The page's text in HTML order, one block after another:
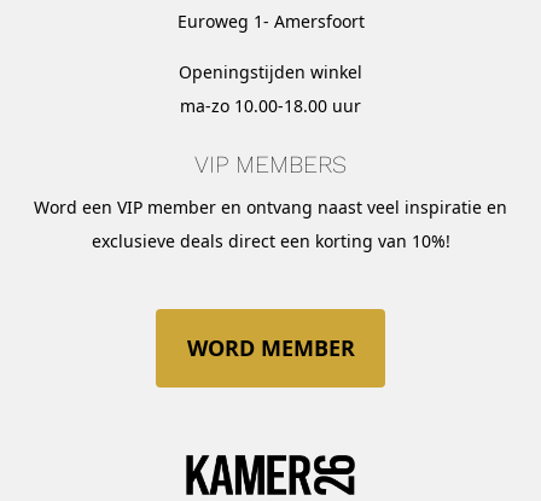
Euroweg 1- Amersfoort
Openingstijden winkel
ma-zo 10.00-18.00 uur
VIP MEMBERS
Word een VIP member en ontvang naast veel inspiratie en
exclusieve deals direct een korting van 10%!
WORD MEMBER